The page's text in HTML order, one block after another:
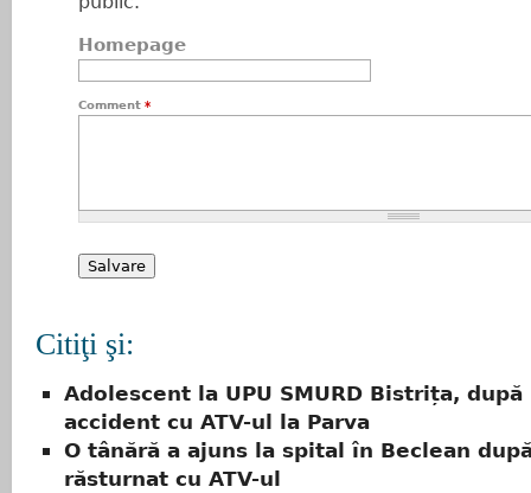
Homepage
Comment *
Citiţi şi:
Adolescent la UPU SMURD Bistrița, după
accident cu ATV-ul la Parva
O tânără a ajuns la spital în Beclean
răsturnat cu ATV-ul